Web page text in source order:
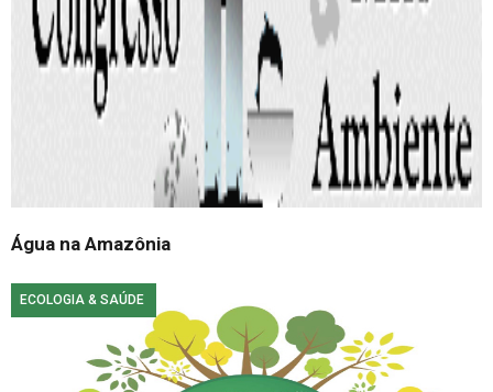
Água na Amazônia
ECOLOGIA & SAÚDE